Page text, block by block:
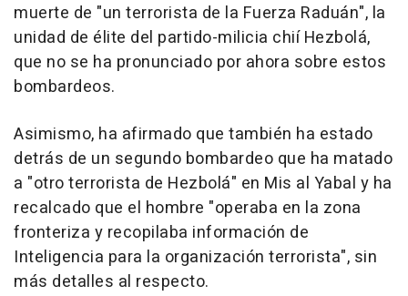
muerte de "un terrorista de la Fuerza Raduán", la
unidad de élite del partido-milicia chií Hezbolá,
que no se ha pronunciado por ahora sobre estos
bombardeos.
Asimismo, ha afirmado que también ha estado
detrás de un segundo bombardeo que ha matado
a "otro terrorista de Hezbolá" en Mis al Yabal y ha
recalcado que el hombre "operaba en la zona
fronteriza y recopilaba información de
Inteligencia para la organización terrorista", sin
más detalles al respecto.